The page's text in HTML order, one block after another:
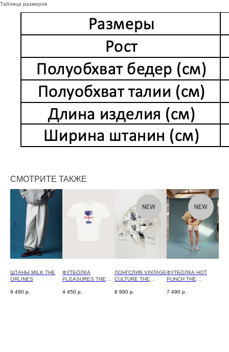
Таблица размеров
СМОТРИТЕ ТАКЖЕ
ШТАНЫ MILK THE
ORLINES
9 490 р.
ФУТБОЛКА
PLEASURES THE
4 450 р.
NEW
ЛОНГСЛИВ VINTAGE
CULTURE THE
8 990 р.
NEW
ФУТБОЛКА HOT
PUNCH THE
7 490 р.